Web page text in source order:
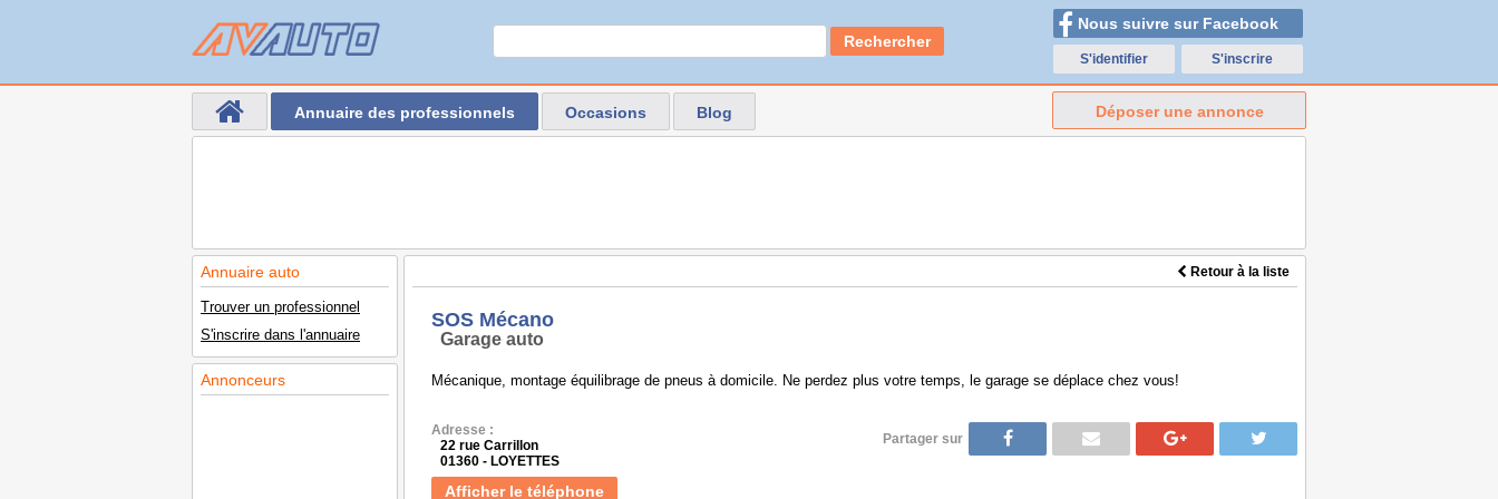
Rechercher
Nous suivre sur Facebook
S'identifier S'inscrire
Annuaire des professionnels Occasions Blog Déposer une annonce
Annuaire auto
Trouver un professionnel
S'inscrire dans l'annuaire
Annonceurs
Retour à la liste
SOS Mécano
Garage auto
Mécanique, montage équilibrage de pneus à domicile. Ne perdez plus votre temps, le garage se déplace chez vous!
Adresse :
22 rue Carrillon
01360 - LOYETTES
Afficher le téléphone
Partager sur